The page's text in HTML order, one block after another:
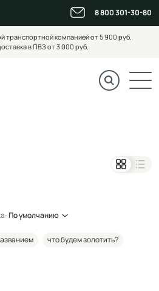
8 800 301-30-80
транспортной компанией от 5 900 руб.
в ПВЗ от 3 000 руб.
По умолчанию
что будем золотить?